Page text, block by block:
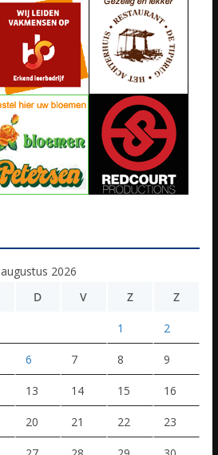
augustus 2026
D V Z Z
1 2
6 7 8 9
13 14 15 16
20 21 22 23